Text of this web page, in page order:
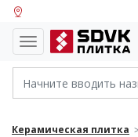
Керамическая плитка